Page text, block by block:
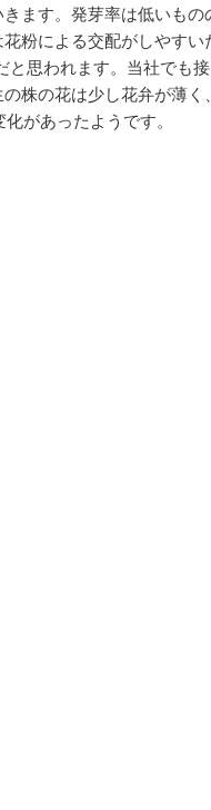
ます。発芽率は低いもの
粉による交配がしやすい
と思われます。当社でも
株の花は少し花弁が薄く
があったようです。